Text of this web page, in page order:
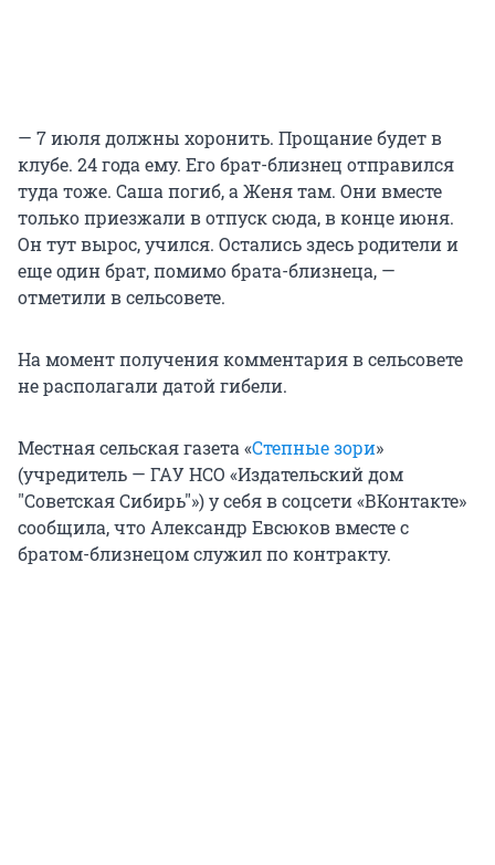
— 7 июля должны хоронить. Прощание будет в
клубе. 24 года ему. Его брат-близнец отправился
туда тоже. Саша погиб, а Женя там. Они вместе
только приезжали в отпуск сюда, в конце июня.
Он тут вырос, учился. Остались здесь родители и
еще один брат, помимо брата-близнеца, —
отметили в сельсовете.
На момент получения комментария в сельсовете
не располагали датой гибели.
Местная сельская газета «Степные зори»
(учредитель — ГАУ НСО «Издательский дом
"Советская Сибирь"») у себя в соцсети «ВКонтакте»
сообщила, что Александр Евсюков вместе с
братом-близнецом служил по контракту.